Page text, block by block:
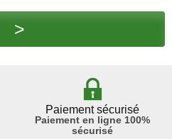
>
Paiement sécurisé
Paiement en ligne 100%
sécurisé